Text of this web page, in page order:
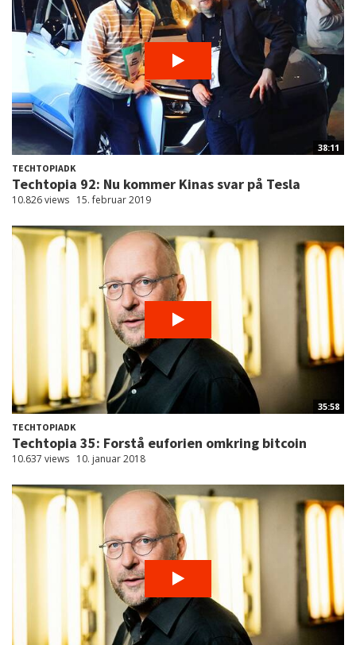
38:11
TECHTOPIADK
Techtopia 92: Nu kommer Kinas svar på Tesla
10.826 views 15. februar 2019
35:58
TECHTOPIADK
Techtopia 35: Forstå euforien omkring bitcoin
10.637 views 10. januar 2018